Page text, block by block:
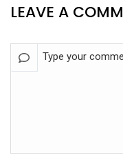
LEAVE A